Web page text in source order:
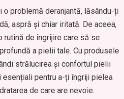
problemă deranjantă, lăsându-ți
aspră și chiar iritată. De aceea,
de îngrijire care să se
a pielii tale. Cu produsele
strălucirea și confortul pielii
esențiali pentru a-ți îngriji pielea
de care are nevoie.